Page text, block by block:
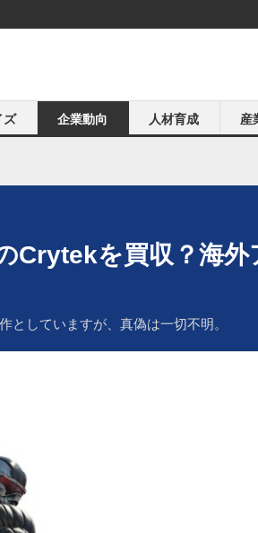
ズ 企業動向 人材育成 産
Crytekを買収？海外
としていますが、真偽は一切不明。